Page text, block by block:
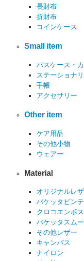
長財布
折財布
コインケース
Small item
パスケース・
ステーショナ
手帳
アクセサリー
Other item
ケア用品
その他小物
ウェアー
Material
オリジナルレ
バケッタビン
クロコエンボ
バケッタスム
その他レザー
キャンバス
ナイロン